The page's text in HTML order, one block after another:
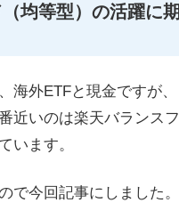
均等型）の活躍に
海外ETFと現金ですが
近いのは楽天バランス
います。
で今回記事にしました。